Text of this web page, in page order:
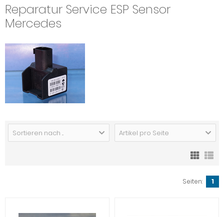
Reparatur Service ESP Sensor
Mercedes
Sortieren nach ... Artikel pro Seite
Seiten: 1